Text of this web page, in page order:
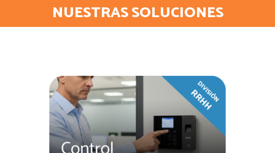
NUESTRAS SOLUCIONES